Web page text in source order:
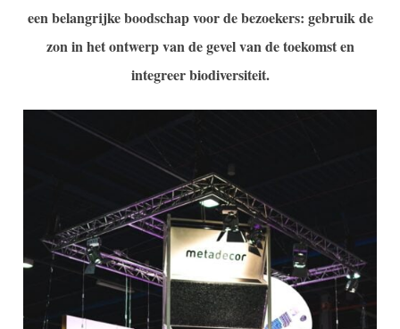
een belangrijke boodschap voor de bezoekers: gebruik de
zon in het ontwerp van de gevel van de toekomst en
integreer biodiversiteit.